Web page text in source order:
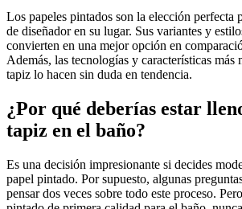
Los papeles pintados son la elección perfecta
de diseñador en su lugar. Sus variantes y
convierten en una mejor opción en
Además, las tecnologías y características más
tapiz lo hacen sin duda en tendencia.
¿Por qué deberías estar
tapiz en el baño?
Es una decisión impresionante si decides
papel pintado. Por supuesto, algunas
pensar dos veces sobre todo este proceso.